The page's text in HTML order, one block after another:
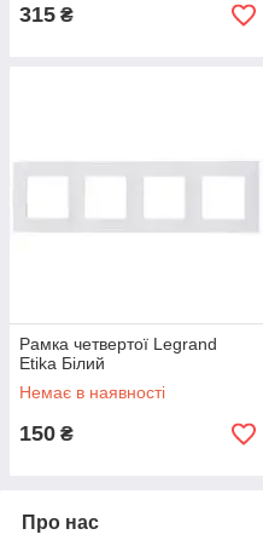
315 ₴
Рамка четвертої Legrand
Etika Білий
Немає в наявності
150 ₴
Про нас